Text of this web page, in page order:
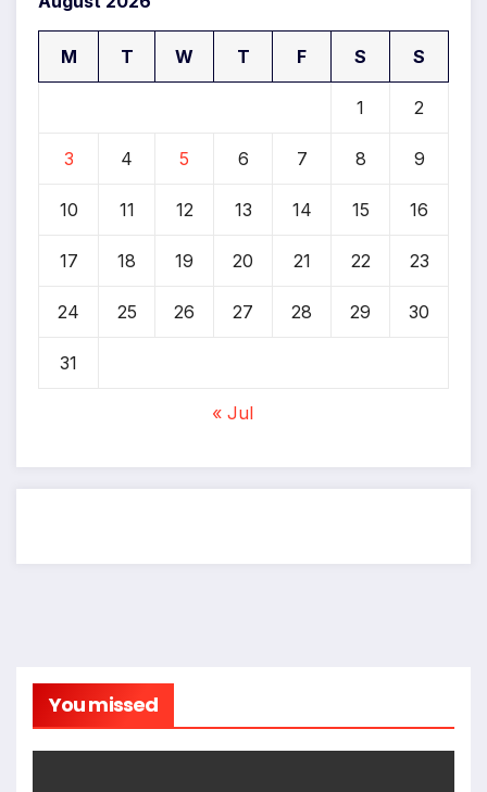
M T W T F S S
1 2
3 4 5 6 7 8 9
10 11 12 13 14 15 16
17 18 19 20 21 22 23
24 25 26 27 28 29 30
31
« Jul
You missed